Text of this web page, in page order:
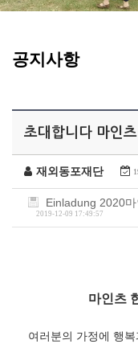
공지사항
초대합니다 마인
재외동포재단
Einladung 2020
2019-12-09 17:49:57
마인츠
여러분의 가정에 행